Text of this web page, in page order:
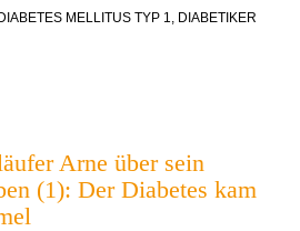
MELLITUS TYP 1
DIABETIKER
Arne über sein
(1): Der Diabetes kam